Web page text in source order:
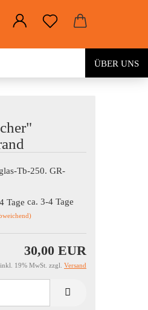
ÜBER UNS
Tb-250. GR-
ca. 3-4 Tage
30,00 EUR
inkl. 19% MwSt. zzgl. Versand